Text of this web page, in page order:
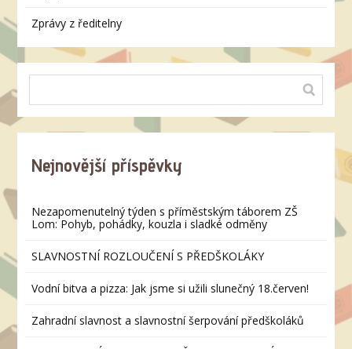
Zprávy z ředitelny
Nejnovější příspěvky
Nezapomenutelný týden s příměstským táborem ZŠ
Lom: Pohyb, pohádky, kouzla i sladké odměny
SLAVNOSTNÍ ROZLOUČENÍ S PŘEDŠKOLÁKY
Vodní bitva a pizza: Jak jsme si užili slunečný 18.červen!
Zahradní slavnost a slavnostní šerpování předškoláků